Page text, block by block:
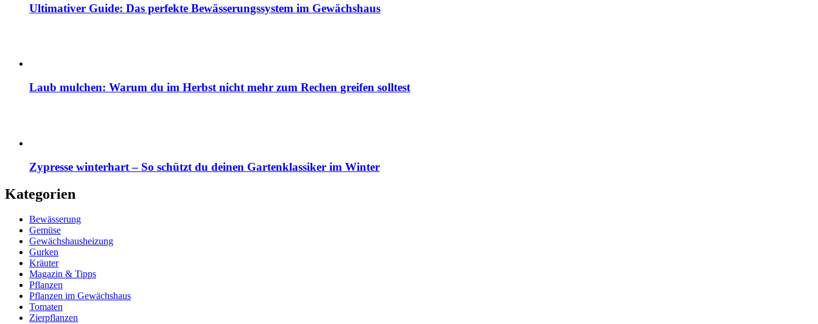
Ultimativer Guide: Das perfekte Bewässerungssystem im Gewächshaus
Laub mulchen: Warum du im Herbst nicht mehr zum Rechen greifen solltest
Zypresse winterhart – So schützt du deinen Gartenklassiker im Winter
Kategorien
Bewässerung
Gemüse
Gewächshausheizung
Gurken
Kräuter
Magazin & Tipps
Pflanzen
Pflanzen im Gewächshaus
Tomaten
Zierpflanzen